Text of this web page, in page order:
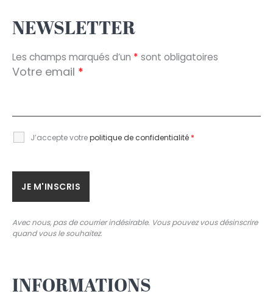
NEWSLETTER
Les champs marqués d’un * sont obligatoires
Votre email *
J’accepte votrepolitique de confidentialité *
Avec nous, pas de courrier indésirable. Vous pouvez vous désinscrire
quand vous le souhaitez.
INFORMATIONS